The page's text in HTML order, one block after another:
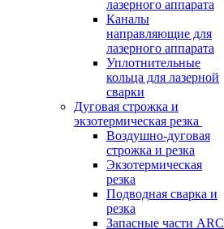
лазерного аппарата
Каналы
направляющие для
лазерного аппарата
Уплотнительные
кольца для лазерной
сварки
Дуговая строжка и
экзотермическая резка
Воздушно-дуговая
строжка и резка
Экзотермическая
резка
Подводная сварка и
резка
Запасные части ARC